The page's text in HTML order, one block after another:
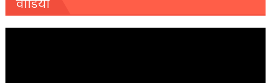
वीडियो